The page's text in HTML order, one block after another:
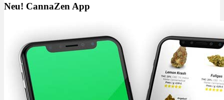
Neu! CannaZen App